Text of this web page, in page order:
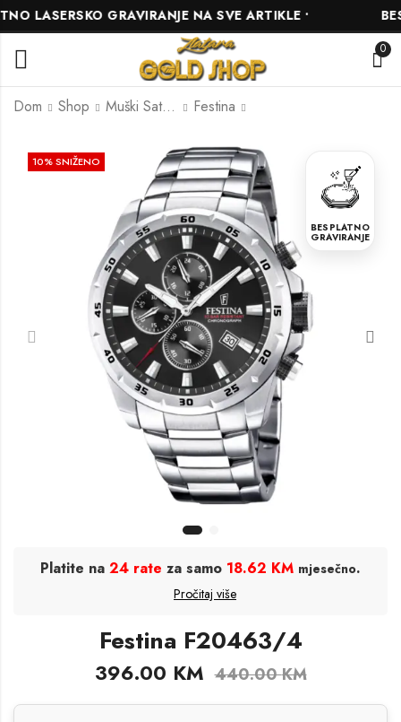
GRAVIRANJE NA SVE ARTIKLE •
0
Dom Shop Muški Satovi Festina
Festina F20561/5
423.00
470.00
Festina F20560/1
342.00 KM
380.00
10% SNIŽENO
BESPLATNO
GRAVIRANJE
Platite na 24 rate za samo 18.62 KM mjesečno.
Pročitaj više
Festina F20463/4
396.00 KM 440.00KM